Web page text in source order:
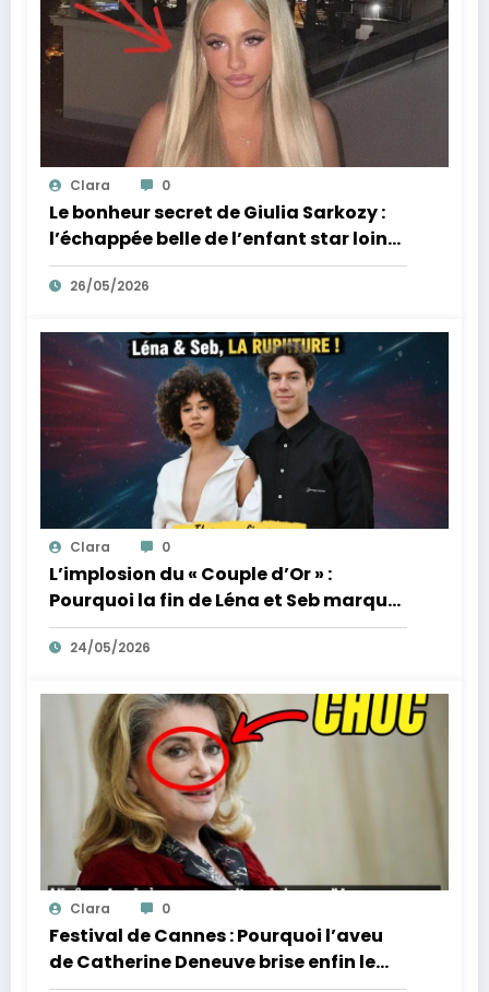
Clara 0
Le bonheur secret de Giulia Sarkozy :
l’échappée belle de l’enfant star loin
des tumultes familiaux.
26/05/2026
Clara 0
L’implosion du « Couple d’Or » :
Pourquoi la fin de Léna et Seb marque
la fin de l’innocence sur YouTube
24/05/2026
Clara 0
Festival de Cannes : Pourquoi l’aveu
de Catherine Deneuve brise enfin le